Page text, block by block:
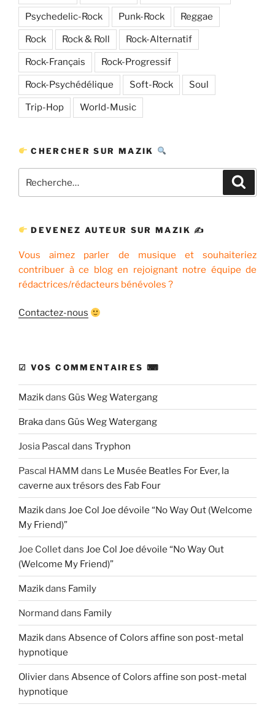
Psychedelic-Rock Punk-Rock Reggae
Rock Rock & Roll Rock-Alternatif
Rock-Français Rock-Progressif
Rock-Psychédélique Soft-Rock Soul
Trip-Hop World-Music
CHERCHER SUR MAZIK
pour
DEVENEZ AUTEUR SUR MAZIK ✍
Vous aimez parler de musique et souhaiteriez
contribuer à ce blog en rejoignant notre équipe de
rédactrices/rédacteurs bénévoles ?
Contactez-nous
☑ VOS COMMENTAIRES ⌨
Mazikdans Güs Weg Watergang
Brakadans Güs Weg Watergang
Josia Pascal dans Tryphon
Pascal HAMM dans Le Musée Beatles For Ever, la
caverne aux trésors des Fab Four
Mazikdans Joe Col Joe dévoile “No Way Out (Welcome
My Friend)”
Joe Colletdans Joe Col Joe dévoile “No Way Out
(Welcome My Friend)”
Mazikdans Family
Normand dans Family
Mazikdans Absence of Colors affine son post-metal
hypnotique
Olivierdans Absence of Colors affine son post-metal
hypnotique